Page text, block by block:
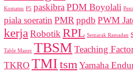
Komatsu P5 paskibraPDM Boyolali
piala soeratin PMRppdb PWM
kerja RobotikRPL Semarak Ramadan
Table Maner TBSM Teaching
TKRO TMItsm Yamaha